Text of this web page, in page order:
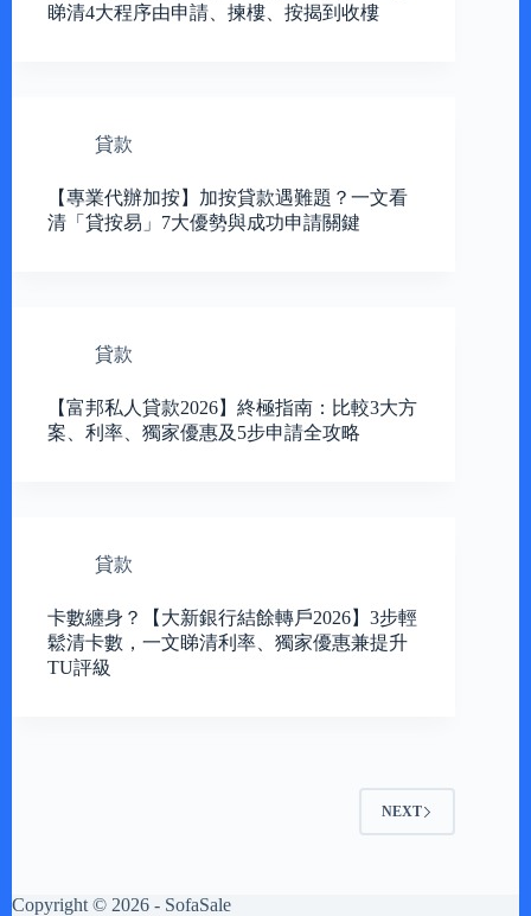
睇清4大程序由申請、揀樓、按揭到收樓
貸款
【專業代辦加按】加按貸款遇難題？一文看
清「貸按易」7大優勢與成功申請關鍵
貸款
【富邦私人貸款2026】終極指南：比較3大方
案、利率、獨家優惠及5步申請全攻略
貸款
卡數纏身？【大新銀行結餘轉戶2026】3步輕
鬆清卡數，一文睇清利率、獨家優惠兼提升
TU評級
NEXT
Copyright © 2026 - SofaSale